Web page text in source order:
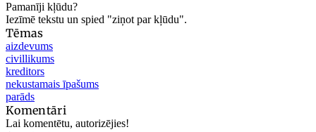
Pamanīji kļūdu?
Iezīmē tekstu un spied "ziņot par kļūdu".
Tēmas
aizdevums
civillikums
kreditors
nekustamais īpašums
parāds
Komentāri
Lai komentētu, autorizējies!